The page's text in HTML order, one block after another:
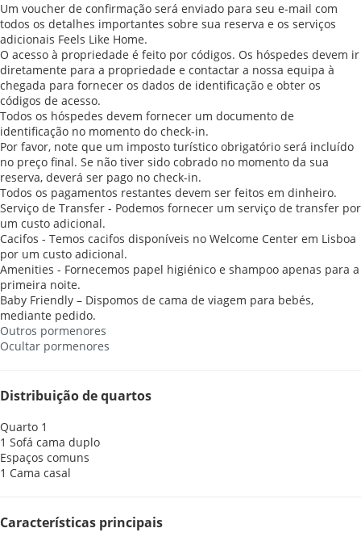
Um voucher de confirmação será enviado para seu e-mail com
todos os detalhes importantes sobre sua reserva e os serviços
adicionais Feels Like Home.
O acesso à propriedade é feito por códigos. Os hóspedes devem ir
diretamente para a propriedade e contactar a nossa equipa à
chegada para fornecer os dados de identificação e obter os
códigos de acesso.
Todos os hóspedes devem fornecer um documento de
identificação no momento do check-in.
Por favor, note que um imposto turístico obrigatório será incluído
no preço final. Se não tiver sido cobrado no momento da sua
reserva, deverá ser pago no check-in.
Todos os pagamentos restantes devem ser feitos em dinheiro.
Serviço de Transfer - Podemos fornecer um serviço de transfer por
um custo adicional.
Cacifos - Temos cacifos disponíveis no Welcome Center em Lisboa
por um custo adicional.
Amenities - Fornecemos papel higiénico e shampoo apenas para a
primeira noite.
Baby Friendly – Dispomos de cama de viagem para bebés,
mediante pedido.
Outros pormenores
Ocultar pormenores
Distribuição de quartos
Quarto 1
1 Sofá cama duplo
Espaços comuns
1 Cama casal
Características principais